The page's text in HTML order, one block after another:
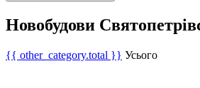
Новобудови
{{ other_category.total }} Усього